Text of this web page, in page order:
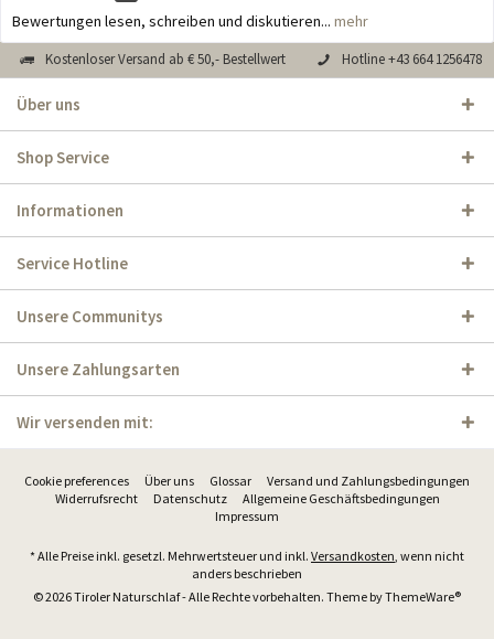
Bewertungen lesen, schreiben und diskutieren... mehr
Kostenloser Versand ab € 50,- Bestellwert Hotline +43 664 1256478
Über uns
Shop Service
Informationen
Service Hotline
Unsere Communitys
Unsere Zahlungsarten
Wir versenden mit:
Cookie preferences Über uns Glossar
Versand und Zahlungsbedingungen
Widerrufsrecht
Datenschutz
Allgemeine Geschäftsbedingungen
Impressum
* Alle Preise inkl. gesetzl. Mehrwertsteuer und inkl. Versandkosten, wenn nicht
anders beschrieben
© 2026 Tiroler Naturschlaf - Alle Rechte vorbehalten. Theme byThemeWare®